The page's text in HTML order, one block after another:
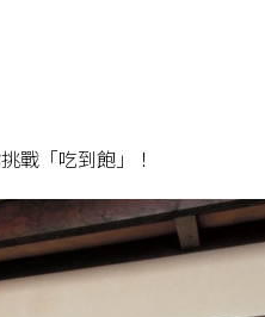
戰「吃到飽」！